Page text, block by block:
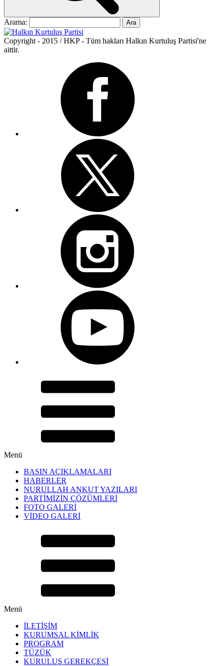
Arama:
Copyright - 2015 / HKP - Tüm hakları Halkın Kurtuluş Partisi'ne
aittir.
Menü
BASIN AÇIKLAMALARI
HABERLER
NURULLAH ANKUT YAZILARI
PARTİMİZİN ÇÖZÜMLERİ
FOTO GALERİ
VİDEO GALERİ
Menü
İLETİŞİM
KURUMSAL KİMLİK
PROGRAM
TÜZÜK
KURULUŞ GEREKÇESİ